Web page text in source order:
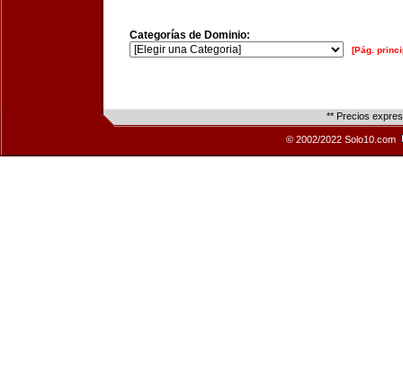
Categorías de Dominio:
[Pág.
** Precios
© 2002/2022 Solo10.com